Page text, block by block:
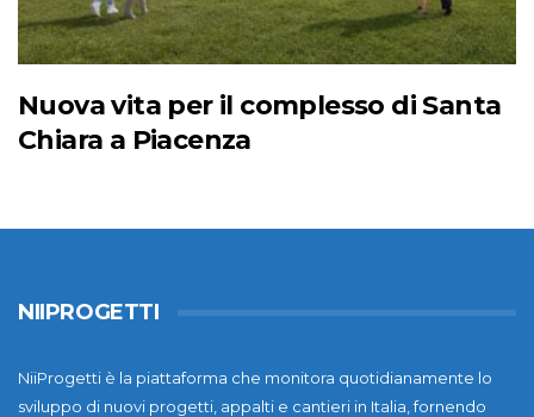
Nuova vita per il complesso di Santa
Chiara a Piacenza
NIIPROGETTI
NiiProgetti è la piattaforma che monitora quotidianamente lo
sviluppo di nuovi progetti, appalti e cantieri in Italia, fornendo